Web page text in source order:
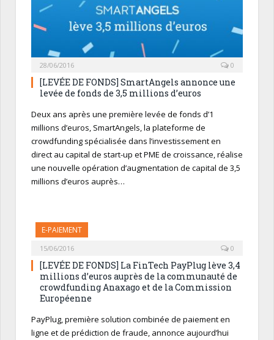
28/06/2016 0
[LEVÉE DE FONDS] SmartAngels annonce une
levée de fonds de 3,5 millions d’euros
Deux ans après une première levée de fonds d’1
millions d’euros, SmartAngels, la plateforme de
crowdfunding spécialisée dans l’investissement en
direct au capital de start-up et PME de croissance, réalise
une nouvelle opération d’augmentation de capital de 3,5
millions d’euros auprès…
E-PAIEMENT
15/06/2016 0
[LEVÉE DE FONDS] La FinTech PayPlug lève 3,4
millions d’euros auprès de la communauté de
crowdfunding Anaxago et de la Commission
Européenne
PayPlug, première solution combinée de paiement en
ligne et de prédiction de fraude, annonce aujourd’hui